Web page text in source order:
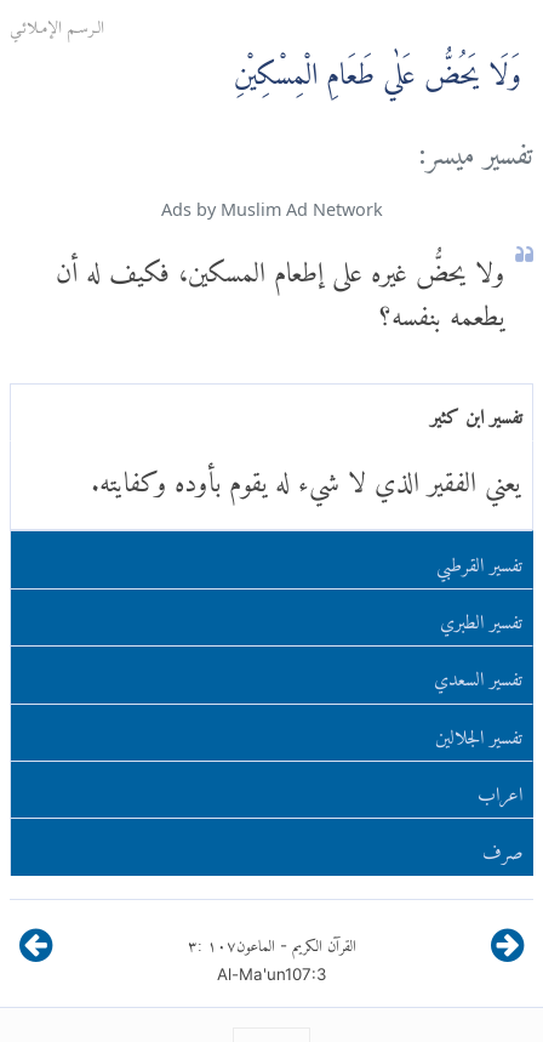
الـرسـم الإمـلائـي
وَلَا يَحُضُّ عَلٰي طَعَامِ الْمِسْكِيْنِ
تفسير ميسر:
Ads by Muslim Ad Network
ولا يحضُّ غيره على إطعام المسكين، فكيف له أن
يطعمه بنفسه؟
تفسير ابن كثير
يعني الفقير الذي لا شيء له يقوم بأوده وكفايته.
تفسير القرطبي
تفسير الطبري
تفسير السعدي
تفسير الجلالين
اعراب
صرف
القرآن الكريم - الماعون١٠٧ :٣
Al-Ma'un107:3